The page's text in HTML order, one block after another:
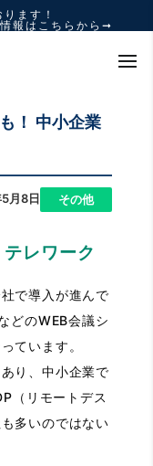
ります！
報はこちらから➞
！ 中小企業
月8日 その他
レワーク
で導入が進んで
どのWEB会議シ
ています。
り、中小企業で
（リモートデス
多いのではない